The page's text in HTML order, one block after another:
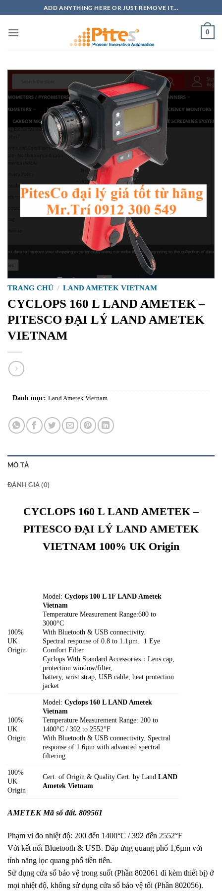
qua
nội
ADD ANYTHING HERE OR JUST REMOVE IT...
0
TRANG CHỦ / LAND AMETEK VIETNAM
CYCLOPS 160 L LAND AMETEK –
PITESCO ĐẠI LÝ LAND AMETEK
VIETNAM
Danh mục: Land Ametek Vietnam
MÔ TẢ
ĐÁNH GIÁ (0)
CYCLOPS 160 L LAND AMETEK –
PITESCO ĐẠI LÝ LAND AMETEK
VIETNAM 100% UK Origin
100%
UK
Origin
Model:Cyclops 100 L 1F LAND Ametek
Vietnam
Temperature Measurement Range:600 to
3000°C
With Bluetooth & USB connectivity.
Spectral response of 0.8 to 1.1µm. 1 Eye
Comfort Filter
Cyclops With Standard Accessories：Lens cap,
protection window/filter,
battery, wrist strap, USB cable, heat protection
jacket
100%
UK
Origin
Model:Cyclops 160 L LAND Ametek
Vietnam
Temperature Measurement Range: 200 to
1400°C / 392 to 2552°F
With Bluetooth & USB connectivity. Spectral
response of 1.6µm with advanced spectral
filtering
100%
UK
Origin
Cert. of Origin & Quality Cert. by LandLAND
Ametek Vietnam
AMETEK Mã số đất. 809561
Phạm vi đo nhiệt độ: 200 đến 1400°C / 392 đến 2552°F
Với kết nối Bluetooth & USB. Đáp ứng quang phổ 1,6µm với
tính năng lọc quang phổ tiên tiến.
Sử dụng cửa sổ bảo vệ trong suốt (Phần 802061 đi kèm thiết bị) ở
mọi nhiệt độ, không sử dụng cửa sổ bảo vệ tối (Phần 802056).